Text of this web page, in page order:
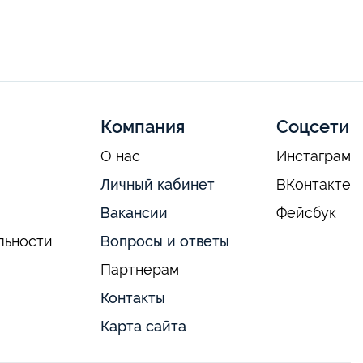
Компания
О нас
Личный кабинет
Вакансии
Вопросы и ответы
Партнерам
Контакты
Карта сайта
Соцсети
Инстаграм
ВКонтакте
Фейсбук